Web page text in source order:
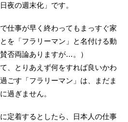
夜の週末化」です。
仕事が早く終わってもまっすぐ家
を「フラリーマン」と名付ける動
否両論ありますが…。）
、とりあえず何をすれば良いかわ
ごす「フラリーマン」は、まだま
過ぎません。
定着するとしたら、日本人の仕事